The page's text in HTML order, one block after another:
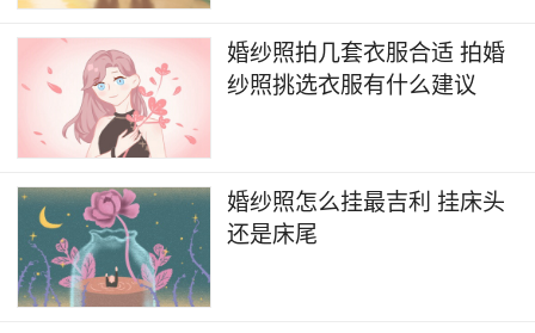
婚纱照拍几套衣服合适 拍婚
纱照挑选衣服有什么建议
婚纱照怎么挂最吉利 挂床头
还是床尾